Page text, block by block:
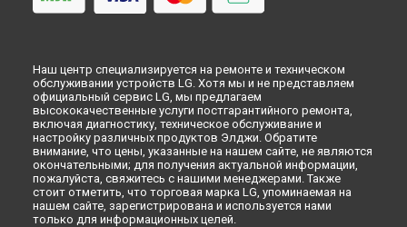
Наш центр специализируется на ремонте и техническом
обслуживании устройств LG. Хотя мы и не представляем
официальный сервис LG, мы предлагаем
высококачественные услуги постгарантийного ремонта,
включая диагностику, техническое обслуживание и
настройку различных продуктов Элджи. Обратите
внимание, что цены, указанные на нашем сайте, не являются
окончательными; для получения актуальной информации,
пожалуйста, свяжитесь с нашими менеджерами. Также
стоит отметить, что торговая марка LG, упоминаемая на
нашем сайте, зарегистрирована и используется нами
только для информационных целей.